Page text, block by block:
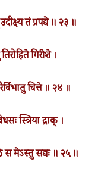
तं प्रपद्ये ॥ २३ ॥
गिरीशे ।
चित्ते ॥ २४ ॥
स्त्रिया द्राक् ।
स मेऽस्तु सद्यः ॥ २५ ॥